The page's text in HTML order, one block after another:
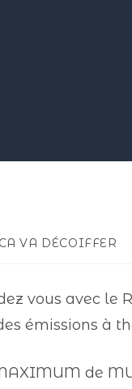
VA DÉCOIFFER
vous avec le
émissions à
de